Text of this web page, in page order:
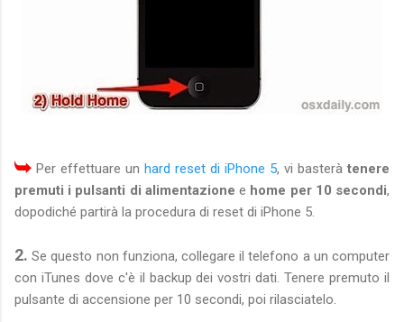
Per effettuare un hard reset di iPhone 5, vi basterà tenere
premuti i pulsanti di alimentazione e home per 10 secondi,
dopodiché partirà la procedura di reset di iPhone 5.
2. Se questo non funziona, collegare il telefono a un computer
con iTunes dove c'è il backup dei vostri dati. Tenere premuto il
pulsante di accensione per 10 secondi, poi rilasciatelo.